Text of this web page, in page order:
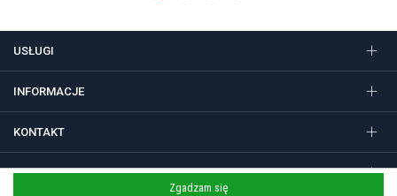
USŁUGI
INFORMACJE
KONTAKT
FOLLOW US
Zgadzam się